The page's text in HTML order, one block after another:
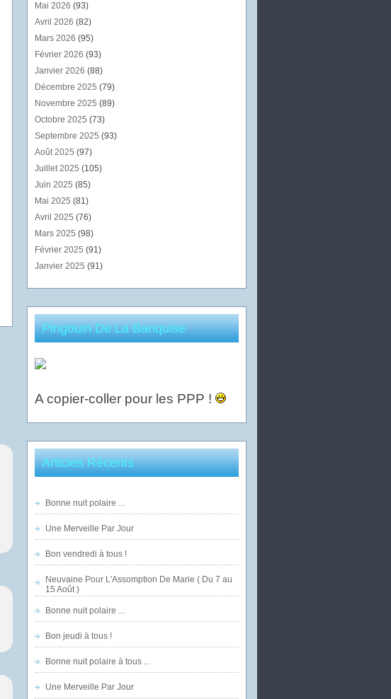
Mai 2026 (93)
Avril 2026 (82)
Mars 2026 (95)
Février 2026 (93)
Janvier 2026 (88)
Décembre 2025 (79)
Novembre 2025 (89)
Octobre 2025 (73)
Septembre 2025 (93)
Août 2025 (97)
Juillet 2025 (105)
Juin 2025 (85)
Mai 2025 (81)
Avril 2025 (76)
Mars 2025 (98)
Février 2025 (91)
Janvier 2025 (91)
Pingouin De La Banquise
A copier-coller pour les PPP !
Articles Récents
Bonne nuit polaire ...
Une Merveille Par Jour
Bon vendredi à tous !
Neuvaine Pour L'Assomption De Marie ( Du 7 au
15 Août )
Bonne nuit polaire ...
Bon jeudi à tous !
Bonne nuit polaire à tous ...
Une Merveille Par Jour